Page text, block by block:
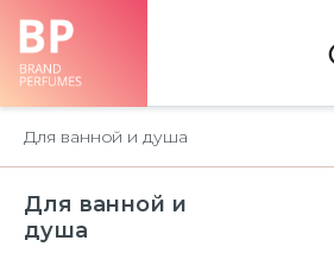
Для ванной и душа
Для ванной и
душа